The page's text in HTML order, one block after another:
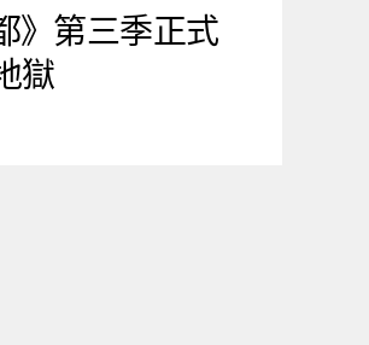
》第三季正式
獄